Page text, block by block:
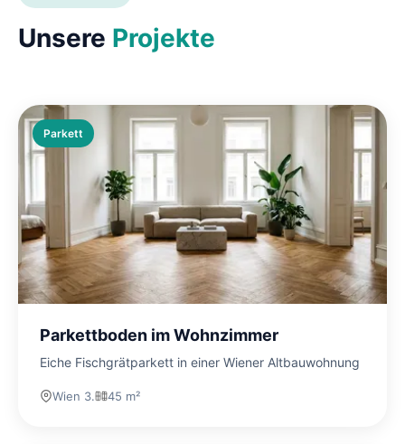
Unsere Projekte
Parkett
Parkettboden im Wohnzimmer
Eiche Fischgrätparkett in einer Wiener Altbauwohnung
Wien 3. 45 m²